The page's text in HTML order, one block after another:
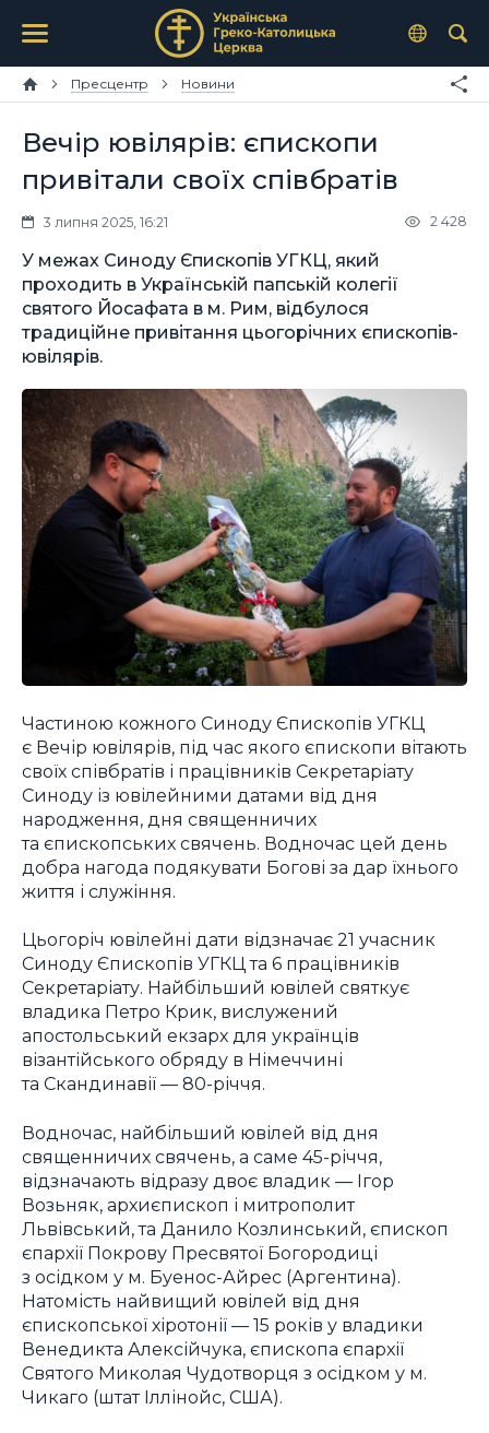
Пресцентр Новини
Вечір ювілярів: єпископи
привітали своїх співбратів
3 липня 2025, 16:21 2 428
У межах Синоду Єпископів УГКЦ, який
проходить в Українській папській колегії
святого Йосафата в м. Рим, відбулося
традиційне привітання цьогорічних єпископів-
ювілярів.
Частиною кожного Синоду Єпископів УГКЦ
є Вечір ювілярів, під час якого єпископи вітають
своїх співбратів і працівників Секретаріату
Синоду із ювілейними датами від дня
народження, дня священничих
та єпископських свячень. Водночас цей день
добра нагода подякувати Богові за дар їхнього
життя і служіння.
Цьогоріч ювілейні дати відзначає 21 учасник
Синоду Єпископів УГКЦ та 6 працівників
Секретаріату. Найбільший ювілей святкує
владика Петро Крик, вислужений
апостольський екзарх для українців
візантійського обряду в Німеччині
та Скандинавії — 80-річчя.
Водночас, найбільший ювілей від дня
священничих свячень, а саме 45-річчя,
відзначають відразу двоє владик — Ігор
Возьняк, архиєпископ і митрополит
Львівський, та Данило Козлинський, єпископ
єпархії Покрову Пресвятої Богородиці
з осідком у м. Буенос-Айрес (Аргентина).
Натомість найвищий ювілей від дня
єпископської хіротонії — 15 років у владики
Венедикта Алексійчука, єпископа єпархії
Святого Миколая Чудотворця з осідком у м.
Чикаго (штат Іллінойс, США).